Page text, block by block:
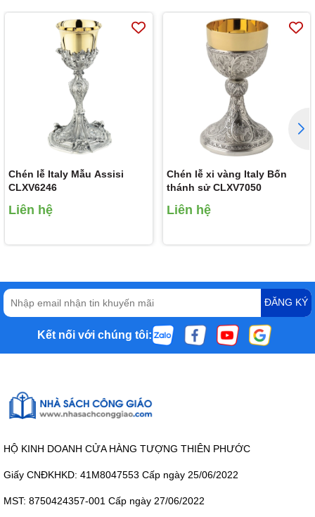
Chén lễ Italy Mẫu Assisi
CLXV6246
Liên hệ
Chén lễ xi vàng Italy Bốn
thánh sử CLXV7050
Liên hệ
ĐĂNG KÝ
Kết nối với chúng tôi:
HỘ KINH DOANH CỬA HÀNG TƯỢNG THIÊN PHƯỚC
Giấy CNĐKHKD: 41M8047553 Cấp ngày 25/06/2022
MST: 8750424357-001 Cấp ngày 27/06/2022